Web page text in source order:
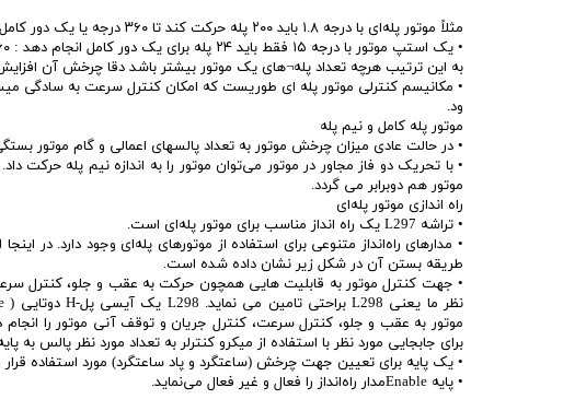
مثلاً موتور پله‌ای با درجه ۱.۸ باید ۲۰۰ پله حرکت کند تا ۳۶۰ درجه یا یک دور کامل بچرخ د: ۱.۸X۲۰۰ =۳۶۰
• یک استپ موتور با درجه ۱۵ فقط باید ۲۴ پله برای یک دور کامل انجام دهد : ۲۴X۱۵=۳۶۰
به این ترتیب هرچه تعداد پله¬های یک موتور بیشتر باشد دقا چرخش آن
• مکانیسم کنترلی موتور پله ای طوریست که امکان کنترل سرعت به سادگی
ود.
موتور پله کامل و نیم پله
• در حالت عادی میزان چرخش موتور به تعداد پالسهای اعمالی و گام موتور
• با تحریک دو فاز مجاور در موتور می‌توان موتور را به اندازه نیم پله
موتور هم دوبرابر می گردد.
راه اندازی موتور پله‌ای
• تراشه L297 یک راه انداز مناسب برای موتور پله‌ای است.
طریقه بستن آن در شکل زیر نشان داده شده است.
• جهت کنترل موتور به قابلیت هایی همچون حرکت به عقب و جلو، کنترل
موتور به عقب و جلو، کنترل سرعت، کنترل جریان و توقف آنی موتور را
برای جابجایی مورد نظر با استفاده از میکرو کنترلر به تعداد مورد نظر پالس به
• یک پایه برای تعیین جهت چرخش (ساعتگرد و پاد ساعتگرد) مورد استفاده قرار
• پایه Enableمدار راه‌انداز را فعال و غیر فعال می‌نماید.